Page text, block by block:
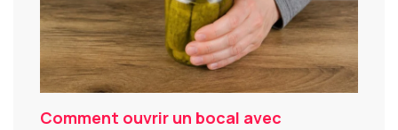
Comment ouvrir un bocal avec